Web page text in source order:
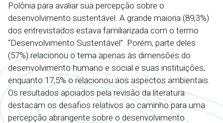
Polônia para avaliar sua percepção sobre o
desenvolvimento sustentável. A grande maioria (89,3%)
dos entrevistados estava familiarizada com o termo
“Desenvolvimento Sustentável”. Porém, parte deles
(57%) relacionou o tema apenas às dimensões do
desenvolvimento humano e social e suas instituições,
enquanto 17,5% o relacionou aos aspectos ambientais.
Os resultados apoiados pela revisão da literatura
destacam os desafios relativos ao caminho para uma
percepção abrangente sobre o desenvolvimento